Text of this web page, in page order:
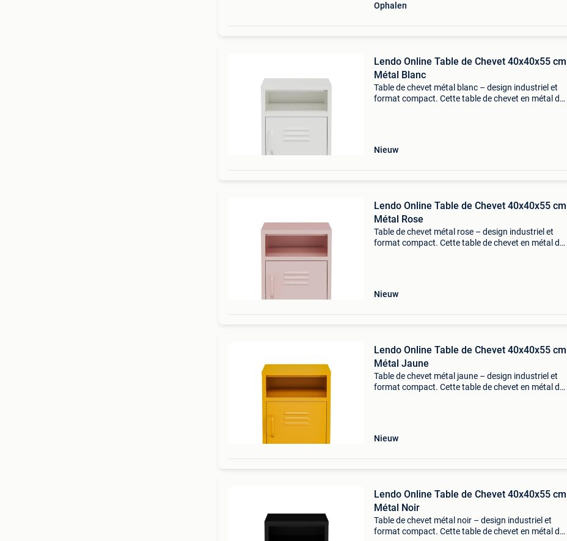
Ophalen
Lendo Online Table de Chevet 40x40x55 cm
Métal Blanc
Table de chevet métal blanc – design industriel et
format compact. Cette table de chevet en métal de
Nieuw
Lendo Online Table de Chevet 40x40x55 cm
Métal Rose
Table de chevet métal rose – design industriel et
format compact. Cette table de chevet en métal de
Nieuw
Lendo Online Table de Chevet 40x40x55 cm
Métal Jaune
Table de chevet métal jaune – design industriel et
format compact. Cette table de chevet en métal de
Nieuw
Lendo Online Table de Chevet 40x40x55 cm
Métal Noir
Table de chevet métal noir – design industriel et
format compact. Cette table de chevet en métal de